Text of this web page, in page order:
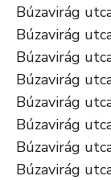
Búzavirág
Búzavirág
Búzavirág
Búzavirág
Búzavirág
Búzavirág
Búzavirág
Búzavirág